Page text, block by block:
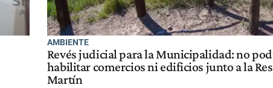
AMBIENTE
Revés judicial para la Municipalidad: no
habilitar comercios ni edificios junto a la
Martín